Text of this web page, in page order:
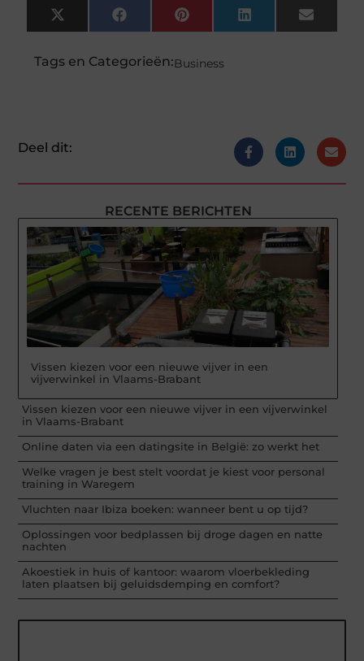
X
(Twitter)
FacebookPinterestLinkedInEmail
Tags en Categorieën:Business
Deel dit:
RECENTE BERICHTEN
Vissen kiezen voor een nieuwe vijver in een
vijverwinkel in Vlaams-Brabant
Vissen kiezen voor een nieuwe vijver in een vijverwinkel
in Vlaams-Brabant
Online daten via een datingsite in België: zo werkt het
Welke vragen je best stelt voordat je kiest voor personal
training in Waregem
Vluchten naar Ibiza boeken: wanneer bent u op tijd?
Oplossingen voor bedplassen bij droge dagen en natte
nachten
Akoestiek in huis of kantoor: waarom vloerbekleding
laten plaatsen bij geluidsdemping en comfort?